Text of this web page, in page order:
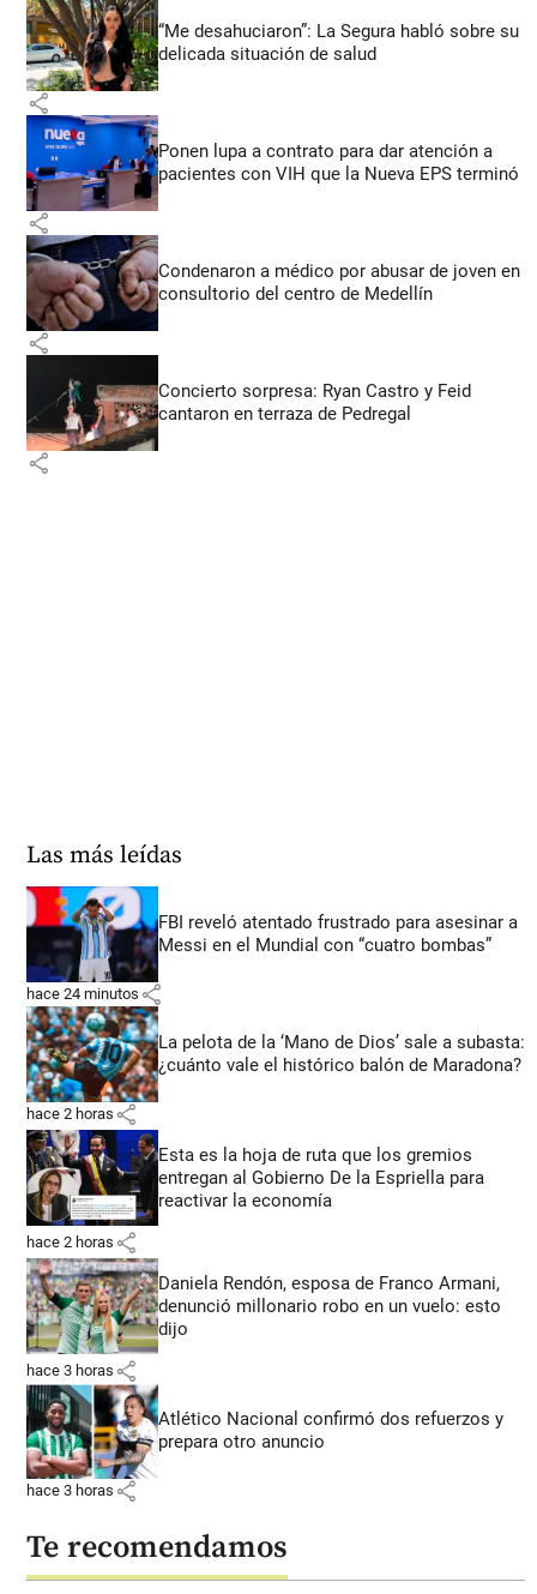
“Me desahuciaron”: La Segura habló sobre su
delicada situación de salud
share
Ponen lupa a contrato para dar atención a
pacientes con VIH que la Nueva EPS terminó
share
Condenaron a médico por abusar de joven en
consultorio del centro de Medellín
share
Concierto sorpresa: Ryan Castro y Feid
cantaron en terraza de Pedregal
share
Las más leídas
FBI reveló atentado frustrado para asesinar a
Messi en el Mundial con “cuatro bombas”
hace 24 minutos share
La pelota de la ‘Mano de Dios’ sale a subasta:
¿cuánto vale el histórico balón de Maradona?
hace 2 horas share
Esta es la hoja de ruta que los gremios
entregan al Gobierno De la Espriella para
reactivar la economía
hace 2 horas share
Daniela Rendón, esposa de Franco Armani,
denunció millonario robo en un vuelo: esto
dijo
hace 3 horas share
Atlético Nacional confirmó dos refuerzos y
prepara otro anuncio
hace 3 horas share
Te recomendamos